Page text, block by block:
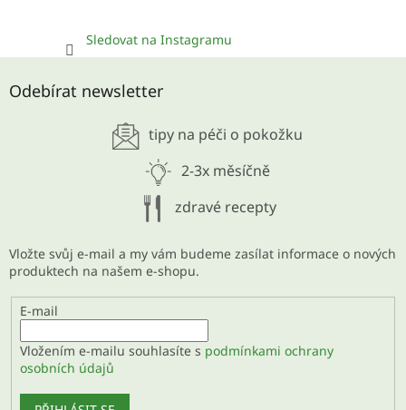
Sledovat na Instagramu
Odebírat newsletter
tipy na péči o pokožku
2-3x měsíčně
zdravé recepty
Vložte svůj e-mail a my vám budeme zasílat informace o nových
produktech na našem e-shopu.
E-mail
Vložením e-mailu souhlasíte s podmínkami ochrany
osobních údajů